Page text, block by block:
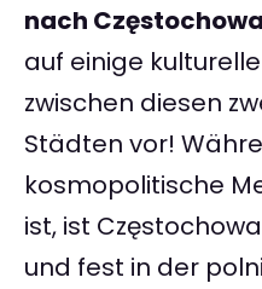
nach Częstochowa
auf einige
zwischen diesen
Städten vor!
kosmopolitische
ist, ist
und fest in der